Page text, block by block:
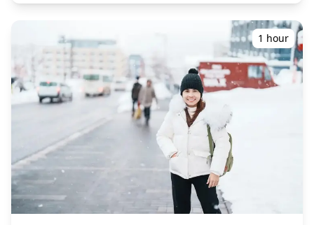
Anda dengan kami!) Sesi fotografi tersedia di mana saja
di Sapporo dan dapat dipesan hingga 3 hari
sebelumnya. Kami akan mengatur fotografer berbahasa
Inggris/Mandarin/Korea. File asli 100+ foto akan
dikirimkan dalam waktu seminggu, dan Anda dapat
memilih 10 foto favorit Anda untuk dikirim ulang.
Koreksi dilakukan untuk membangkitkan suasana
tertentu, dan jika diinginkan, penyesuaian dapat
dilakukan pada suasana hati dan warna. Biarkan kami
mengabadikan momen spesial Anda di Sapporo melalui
layanan fotografi kami! ◆ Informasi penting: ・Jika Anda
terlambat tiba untuk waktu pertemuan yang
dijadwalkan, durasi pemotretan dan jumlah foto yang
dikirimkan dapat dikurangi. ・Jika hujan diperkirakan
akan turun di lokasi pemotretan 3 hari sebelum tanggal
yang dijadwalkan atau jika tiba-tiba hujan pada hari
1 hour